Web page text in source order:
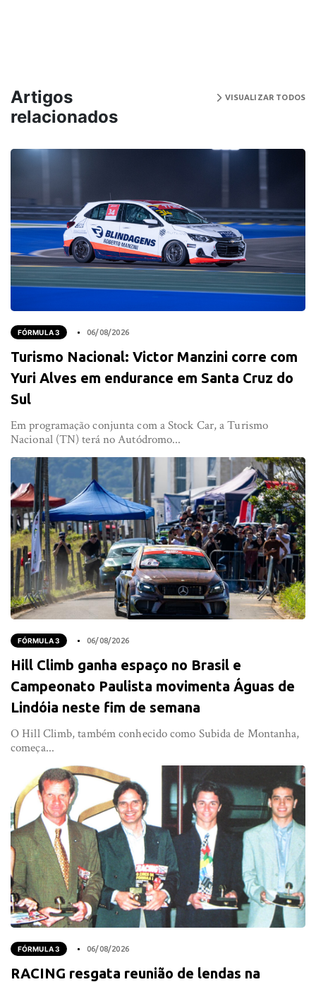
Artigos
relacionados
VISUALIZAR TODOS
FÓRMULA 3 06/08/2026
Turismo Nacional: Victor Manzini corre com
Yuri Alves em endurance em Santa Cruz do
Sul
Em programação conjunta com a Stock Car, a Turismo
Nacional (TN) terá no Autódromo...
FÓRMULA 3 06/08/2026
Hill Climb ganha espaço no Brasil e
Campeonato Paulista movimenta Águas de
Lindóia neste fim de semana
O Hill Climb, também conhecido como Subida de Montanha,
começa...
FÓRMULA 3 06/08/2026
RACING resgata reunião de lendas na